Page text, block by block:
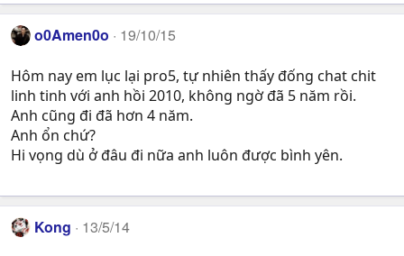
o0Amen0o 19/10/15
Hôm nay em lục lại pro5, tự nhiên thấy đống chat chit
linh tinh với anh hồi 2010, không ngờ đã 5 năm rồi.
Anh cũng đi đã hơn 4 năm.
Anh ổn chứ?
Hi vọng dù ở đâu đi nữa anh luôn được bình yên.
Kong 13/5/14